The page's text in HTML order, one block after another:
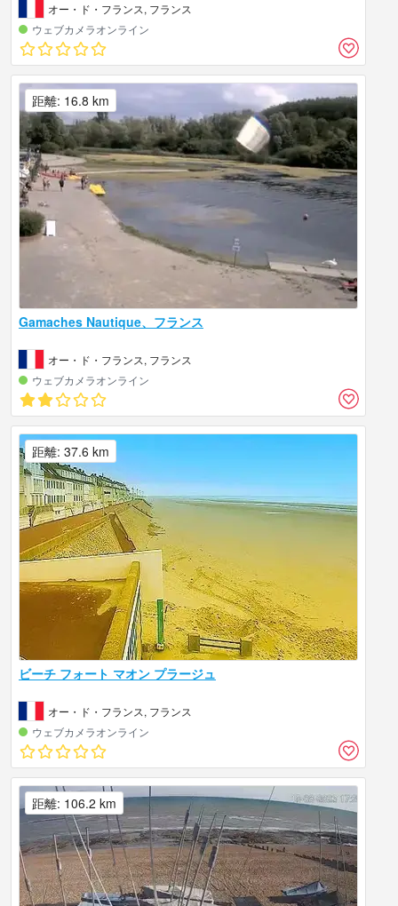
オー・ド・フランス, フランス
ウェブカメラオンライン
Gamaches Nautique、フランス
オー・ド・フランス, フランス
ウェブカメラオンライン
距離: 16.8 km
ビーチ フォート マオン プラージュ
オー・ド・フランス, フランス
ウェブカメラオンライン
距離: 37.6 km
距離: 106.2 km